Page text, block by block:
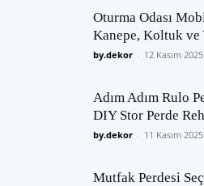
Oturma Odası
Kanepe, Koltuk ve
by.dekor - 12 Kasım 2025
Adım Adım Rulo
DIY Stor Perde
by.dekor - 11 Kasım 2025
Mutfak Perdesi